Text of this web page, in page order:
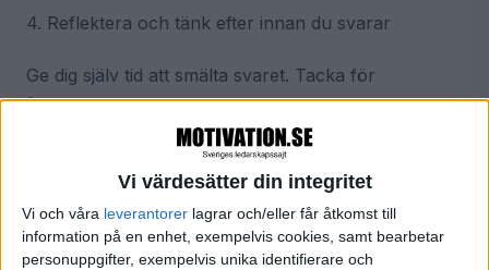
Vi värdesätter din integritet
Vi och våra leverantorer lagrar och/eller får åtkomst till
information på en enhet, exempelvis cookies, samt bearbetar
personuppgifter, exempelvis unika identifierare och
4. Reflektera och tänk efter innan du svarar
Ge dig själv tid att smälta svaret. Tacka för
återkopplingen och nya perspektiv. Säg att du ska
tänka igenom det innan du svarar eller återkommer,
om det behövs. Undvik att brusa upp. Det är inget
konstigt att bli både arg och ledsen men förbered
dig så att inte känslorna kommer i vägen för själva
samtalet. Står mycket på spel, stå på dig. Men gör